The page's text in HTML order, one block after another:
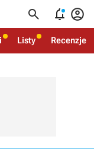
  
Listy Recenzje